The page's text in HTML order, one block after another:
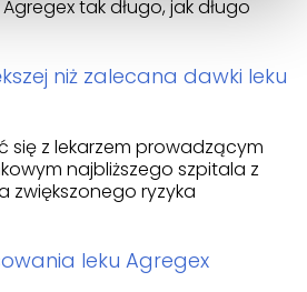
tak długo, jak długo
niż zalecana dawki leku
się z lekarzem prowadzącym
najbliższego szpitala z
ryzyka
leku Agregex